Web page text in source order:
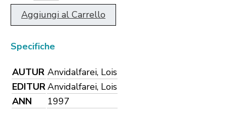
Aggiungi al Carrello
Specifiche
AUTUR Anvidalfarei, Lois
EDITURAnvidalfarei, Lois
ANN
1997